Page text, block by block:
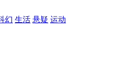
幻 生活 悬疑 运动